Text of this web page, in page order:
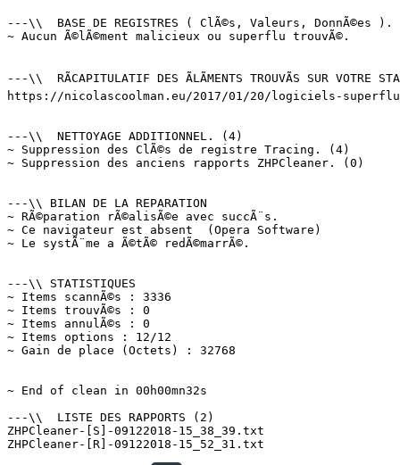
---\\  BASE DE REGISTRES ( ClÃ©s, Valeurs, DonnÃ©es
~ Aucun Ã©lÃ©ment malicieux ou superflu trouvÃ©.
---\\  RÃCAPITULATIF DES ÃLÃMENTS TROUVÃS SUR VOTRE
https://nicolascoolman.eu/2017/01/20/logiciels-
---\\  NETTOYAGE ADDITIONNEL. (4)
~ Suppression des ClÃ©s de registre Tracing. (4)
~ Suppression des anciens rapports ZHPCleaner. (0)
---\\ BILAN DE LA REPARATION
~ RÃ©paration rÃ©alisÃ©e avec succÃ¨s.
~ Ce navigateur est absent  (Opera Software)
~ Le systÃ¨me a Ã©tÃ© redÃ©marrÃ©.
---\\ STATISTIQUES
~ Items scannÃ©s : 3336
~ Items trouvÃ©s : 0
~ Items annulÃ©s : 0
~ Items options : 12/12
~ Gain de place (Octets) : 32768
~ End of clean in 00h00mn32s
---\\  LISTE DES RAPPORTS (2)
ZHPCleaner-[S]-09122018-15_38_39.txt